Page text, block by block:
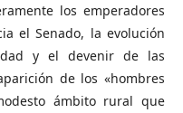
los emperadores
el Senado, la evolución
y el devenir de las
de los «hombres
ámbito rural que